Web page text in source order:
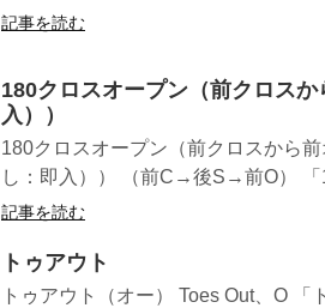
記事を読む
180クロスオープン（前クロス
入））
180クロスオープン（前クロスから
し：即入）） （前C→後S→前O） 「
記事を読む
トゥアウト
トゥアウト（オー） Toes Out、O 「